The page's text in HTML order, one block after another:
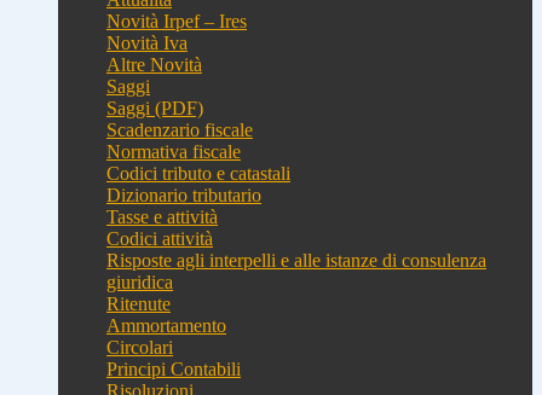
Novità Irpef – Ires
Novità Iva
Altre Novità
Saggi
Saggi (PDF)
Scadenzario fiscale
Normativa fiscale
Codici tributo e catastali
Dizionario tributario
Tasse e attività
Codici attività
Risposte agli interpelli e alle istanze di consulenza
giuridica
Ritenute
Ammortamento
Circolari
Principi Contabili
Risoluzioni